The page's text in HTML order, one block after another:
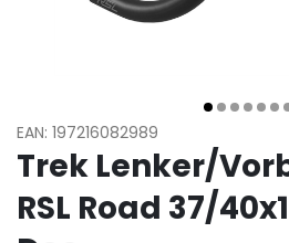
EAN: 197216082989
Trek Lenker/
RSL Road 37/